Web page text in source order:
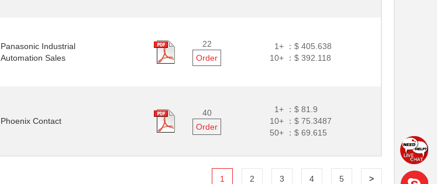
Panasonic Industrial
Automation Sales
22
Order
1+ ： $ 405.638
10+ ： $ 392.118
Phoenix Contact
40
Order
1+ ： $ 81.9
10+ ： $ 75.3487
50+ ： $ 69.615
1 2 3 4 5 >